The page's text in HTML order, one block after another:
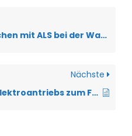
Wahl einer Therapiepraxis achten?
Nächste
Ist die Zurüstung eines Elektroantriebs zum Faltrollstuhl bei der ALS sinnvoll?